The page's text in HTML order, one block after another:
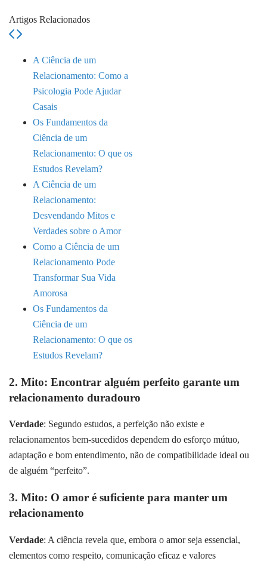
Artigos Relacionados
A Ciência de um
Relacionamento: Como a
Psicologia Pode Ajudar
Casais
Os Fundamentos da
Ciência de um
Relacionamento: O que os
Estudos Revelam?
A Ciência de um
Relacionamento:
Desvendando Mitos e
Verdades sobre o Amor
Como a Ciência de um
Relacionamento Pode
Transformar Sua Vida
Amorosa
Os Fundamentos da
Ciência de um
Relacionamento: O que os
Estudos Revelam?
2. Mito: Encontrar alguém perfeito garante um
relacionamento duradouro
Verdade: Segundo estudos, a perfeição não existe e
relacionamentos bem-sucedidos dependem do esforço mútuo,
adaptação e bom entendimento, não de compatibilidade ideal ou
de alguém “perfeito”.
3. Mito: O amor é suficiente para manter um
relacionamento
Verdade: A ciência revela que, embora o amor seja essencial,
elementos como respeito, comunicação eficaz e valores